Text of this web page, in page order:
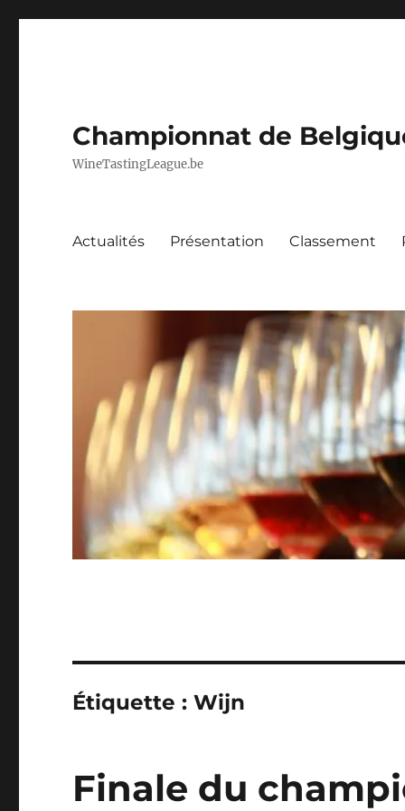
Championnat de
WineTastingLeague.be
Actualités Présentation Classement
Étiquette :Wijn
Finale du